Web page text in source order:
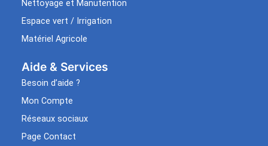
Nettoyage et Manutention
Espace vert / Irrigation
Matériel Agricole
Aide & Services​
Besoin d’aide ?
Mon Compte
Réseaux sociaux
Page Contact